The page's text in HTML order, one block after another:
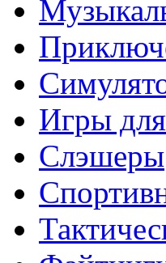
Игры
Слэшеры